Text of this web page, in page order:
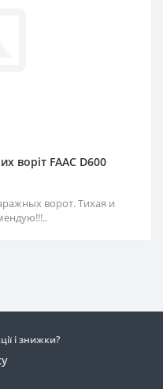
воріт FAAC D600
ворот. Тихая и
і знижки?